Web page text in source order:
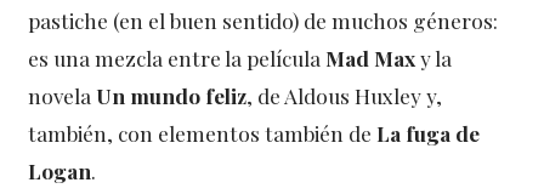
pastiche (en el buen sentido) de muchos géneros:
es una mezcla entre la película Mad Maxy la
novela Un mundo feliz, de Aldous Huxley y,
también, con elementos también de La fuga de
Logan.